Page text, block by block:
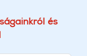
és